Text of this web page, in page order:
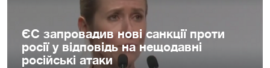
ЄС запровадив нові санкції проти
росії у відповідь на нещодавні
російські атаки